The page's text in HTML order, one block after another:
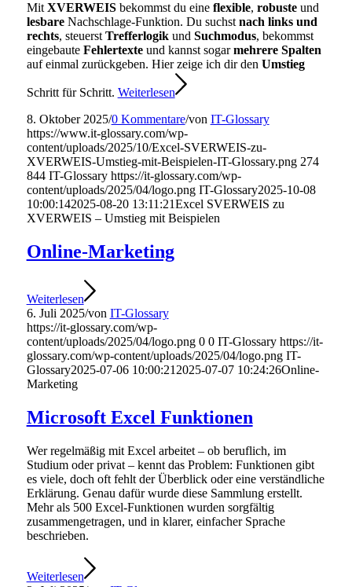
Mit XVERWEISbekommst du eine flexible, robusteund
lesbareNachschlage-Funktion. Du suchst nach links und
rechts, steuerst Trefferlogikund Suchmodus, bekommst
eingebaute Fehlertexteund kannst sogarmehrere Spalten
auf einmal zurückgeben. Hier zeige ich dir den Umstieg
Schritt für Schritt. Weiterlesen
8. Oktober 2025/0 Kommentare/von IT-Glossary
https://www.it-glossary.com/wp-
content/uploads/2025/10/Excel-SVERWEIS-zu-
XVERWEIS-Umstieg-mit-Beispielen-IT-Glossary.png 274
844 IT-Glossary https://it-glossary.com/wp-
content/uploads/2025/04/logo.png IT-Glossary2025-10-08
10:00:142025-08-20 13:11:21Excel SVERWEIS zu
XVERWEIS – Umstieg mit Beispielen
Online-Marketing
Weiterlesen
6. Juli 2025/von IT-Glossary
https://it-glossary.com/wp-
content/uploads/2025/04/logo.png 0 0 IT-Glossary https://it-
glossary.com/wp-content/uploads/2025/04/logo.png IT-
Glossary2025-07-06 10:00:21 2025-07-07 10:24:26Online-
Marketing
Microsoft Excel Funktionen
Wer regelmäßig mit Excel arbeitet – ob beruflich, im
Studium oder privat – kennt das Problem: Funktionen gibt
es viele, doch oft fehlt der Überblick oder eine verständliche
Erklärung. Genau dafür wurde diese Sammlung erstellt.
Mehr als 500 Excel-Funktionen wurden sorgfältig
zusammengetragen, und in klarer, einfacher Sprache
beschrieben.
Weiterlesen